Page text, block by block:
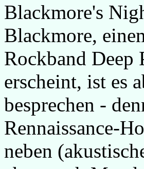
Blackmore's
Blackmore,
Rockband Deep
erscheint, ist es
besprechen -
Rennaissance-
neben